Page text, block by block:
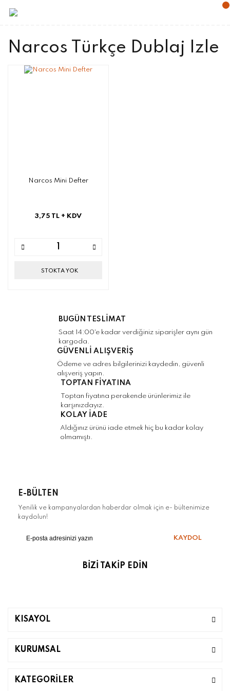
Narcos Türkçe Dublaj Izle
Narcos Mini Defter
3,75 TL + KDV
STOKTA YOK
BUGÜN TESLİMAT
Saat 14:00'e kadar verdiğiniz siparişler aynı gün
kargoda.
GÜVENLİ ALIŞVERİŞ
Ödeme ve adres bilgilerinizi kaydedin, güvenli
alışveriş yapın.
TOPTAN FİYATINA
Toptan fiyatına perakende ürünlerimiz ile
karşınızdayız.
KOLAY İADE
Aldığınız ürünü iade etmek hiç bu kadar kolay
olmamıştı.
E-BÜLTEN
Yenilik ve kampanyalardan haberdar olmak için e- bültenimize
kaydolun!
KAYDOL
BİZİ TAKİP EDİN
KISAYOL
KURUMSAL
KATEGORİLER